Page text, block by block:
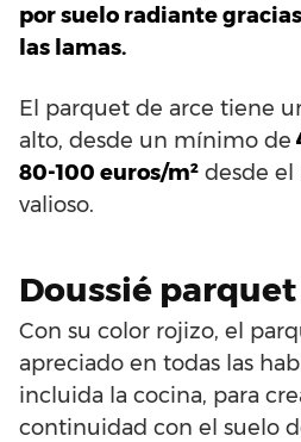
por suelo radiante
las lamas.
El parquet de arce tiene
alto, desde un mínimo de
80-100 euros/m² desde el
valioso.
Doussié parquet
Con su color rojizo, el
apreciado en todas las
incluida la cocina, para
continuidad con el suelo